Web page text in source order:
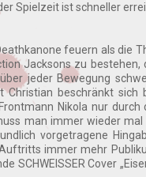
Spielzeit ist schneller
feuern als die
Jacksons zu bestehen,
jeder Bewegung
beschränkt sich
Nikola nur durch
man immer wieder
vorgetragene
immer mehr
SCHWEISSER Cover